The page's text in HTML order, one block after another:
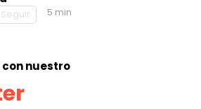
Seguir 5 min
nuestro